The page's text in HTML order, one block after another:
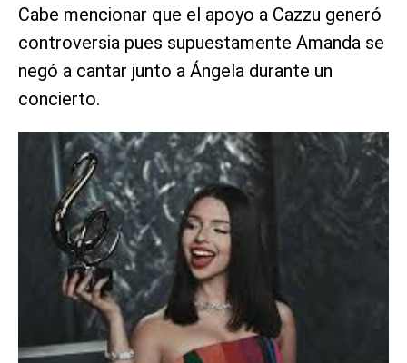
Cabe mencionar que el apoyo a Cazzu generó
controversia pues supuestamente Amanda se
negó a cantar junto a Ángela durante un
concierto.